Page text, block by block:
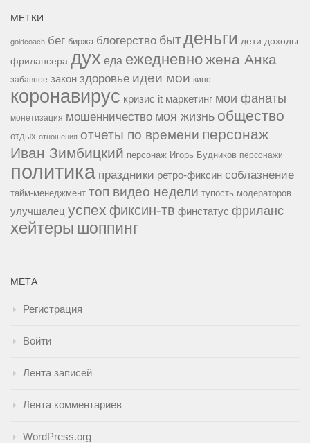
МЕТКИ
goldcoach бег биржа блогерство быт деньги дети доходы
фрилансера дух еда ежедневножена Анка
забавное закон здоровье идеи мои кино
коронавирус кризис it маркетинг мои фанаты
монетизация мошенничество моя жизнь общество
отдых отношения отчеты по времени персонаж
Иван Зимбицкий персонаж Игорь Будников персонажи
политика праздники ретро-фиксин соблазнение
тайм-менеджмент топ видео недели тупость модераторов
улучшалец успех фиксин-тв финстатус фриланс
хейтеры шоппинг
МЕТА
Регистрация
Войти
Лента записей
Лента комментариев
WordPress.org